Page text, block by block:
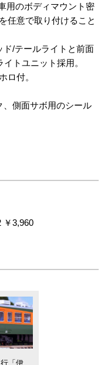
用のボディマウント密
任意で取り付けること
ド/テールライトと前面
トユニット採用。
ロ付。
、側面サボ用のシール
￥3,960
「伊